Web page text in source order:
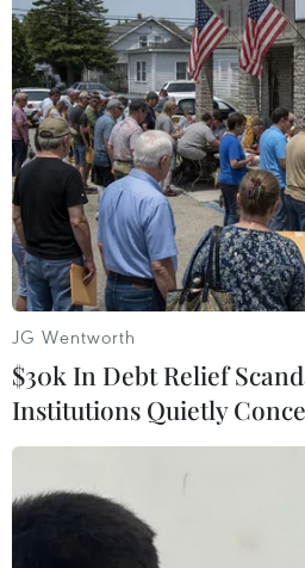
04/08/2026 07:11
Phát hiện mới về quá trình
của con người
02/08/2026 13:31
Sâm Ngọc Linh: Báu vật
bao giờ "hóa rồng"?
quá trình phát triển ung thư
02/08/2026 09:43
JG Wentworth
$30k In Debt Relief
Institutions Quietly